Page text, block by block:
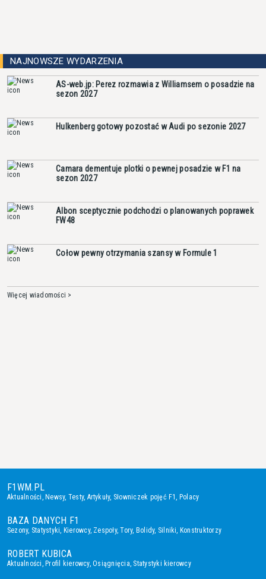
NAJNOWSZE WYDARZENIA
AS-web.jp: Perez rozmawia z Williamsem o posadzie na
sezon 2027
Hulkenberg gotowy pozostać w Audi po sezonie 2027
Camara dementuje plotki o pewnej posadzie w F1 na
sezon 2027
Albon sceptycznie podchodzi o planowanych poprawek
FW48
Cołow pewny otrzymania szansy w Formule 1
Więcej wiadomości >
F1WM.PL
Aktualności,Newsy, Testy, Artykuły, Słowniczek pojęć F1, Polacy
BAZA DANYCH F1
Sezony, Statystyki, Kierowcy, Zespoły,Tory, Bolidy, Silniki, Konstruktorzy
ROBERT KUBICA
Aktualności,Profil kierowcy,Osiągnięcia, Statystyki kierowcy